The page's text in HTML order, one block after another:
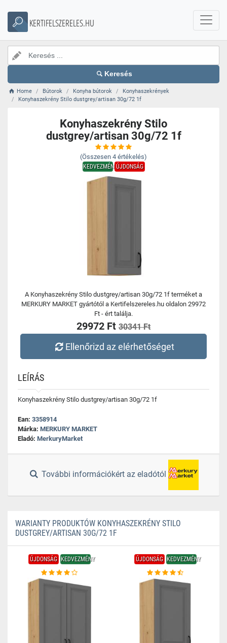
KERTIFELSZERELES.HU
Keresés
Home Bútorok Konyha bútorok
Konyhaszekrények
Konyhaszekrény Stilo dustgrey/artisan 30g/72 1f
Konyhaszekrény Stilo
dustgrey/artisan 30g/72 1f
(Összesen 4 értékelés)
KEDVEZMÉNYÚJDONSÁG
A Konyhaszekrény Stilo dustgrey/artisan 30g/72 1f terméket a
MERKURY MARKET gyártótól a Kertifelszereles.hu oldalon 29972
Ft - ért találja.
29972 Ft 30341 Ft
Ellenőrizd az elérhetőséget
LEÍRÁS
Konyhaszekrény Stilo dustgrey/artisan 30g/72 1f
Ean: 3358914
Márka: MERKURY MARKET
Eladó: MerkuryMarket
További információkért az eladótól
WARIANTY PRODUKTÓW KONYHASZEKRÉNY STILO
DUSTGREY/ARTISAN 30G/72 1F
ÚJDONSÁG KEDVEZMÉNY ÚJDONSÁG KEDVEZMÉNY